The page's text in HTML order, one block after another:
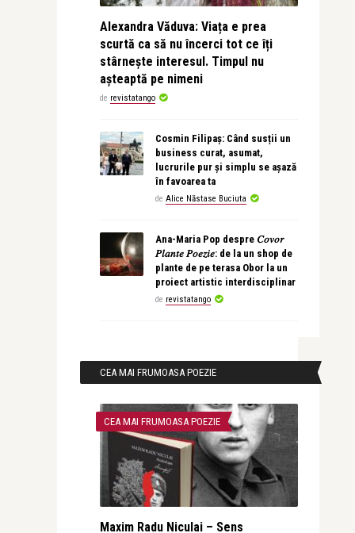
Alexandra Văduva: Viața e prea
scurtă ca să nu încerci tot ce îți
stârnește interesul. Timpul nu
așteaptă pe nimeni
de revistatango
Cosmin Filipaș: Când susții un
business curat, asumat,
lucrurile pur și simplu se așază
în favoarea ta
de Alice Năstase Buciuta
Ana-Maria Pop despre 𝐶𝑜𝑣𝑜𝑟
𝑃𝑙𝑎𝑛𝑡𝑒 𝑃𝑜𝑒𝑧𝑖𝑒: de la un shop de
plante de pe terasa Obor la un
proiect artistic interdisciplinar
de revistatango
CEA MAI FRUMOASA POEZIE
CEA MAI FRUMOASA POEZIE
Maxim Radu Niculai – Sens